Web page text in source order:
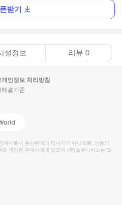
받기
설정보 리뷰 0
개인정보 처리방침
해결기준
Global
개자로서 통신판매의 당사자가 아니므로, 상품의
책임은 판매자에게 있으며 (주)놀유니버스는 일